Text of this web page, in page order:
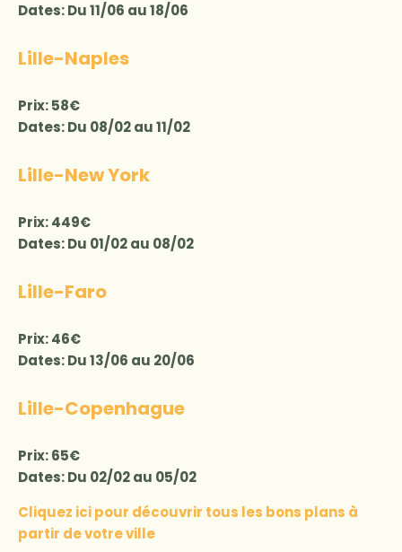
Dates: Du 11/06 au 18/06
Lille-Naples
Prix: 58€
Dates: Du 08/02 au 11/02
Lille-New York
Prix: 449€
Dates: Du 01/02 au 08/02
Lille-Faro
Prix: 46€
Dates: Du 13/06 au 20/06
Lille-Copenhague
Prix: 65€
Dates: Du 02/02 au 05/02
Cliquez ici pour découvrir tous les bons plans à
partir de votre ville